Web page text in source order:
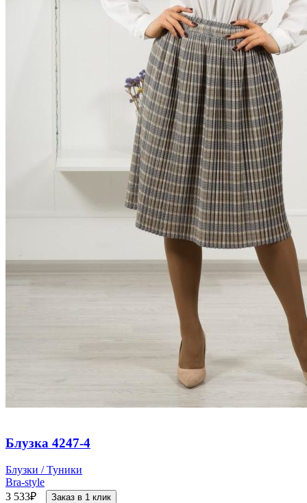
Блузка 4247-4
Блузки / Туники
Bra-style
3 533₽ Заказ в 1 клик